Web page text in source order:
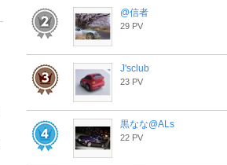
@信者
29 PV
J'sclub
23 PV
黒なな@ALs
22 PV